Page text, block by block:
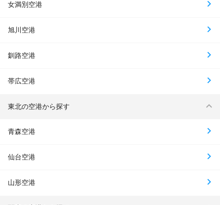
女満別空港
旭川空港
釧路空港
帯広空港
東北の空港から探す
青森空港
仙台空港
山形空港